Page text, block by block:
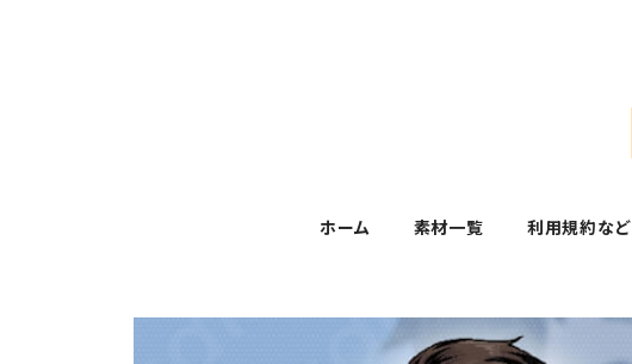
ホーム 素材一覧 利用規約など